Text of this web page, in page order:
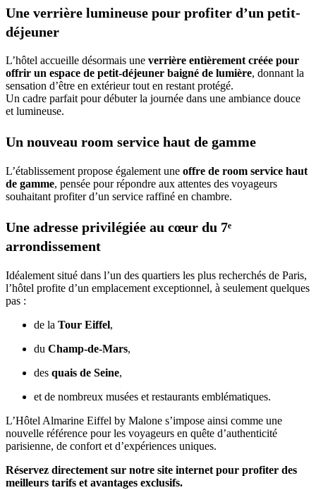
Une verrière lumineuse pour profiter d’un petit-
déjeuner
L’hôtel accueille désormais une verrière entièrement créée pour
offrir un espace de petit-déjeuner baigné de lumière, donnant la
sensation d’être en extérieur tout en restant protégé.
Un cadre parfait pour débuter la journée dans une ambiance douce
et lumineuse.
Un nouveau room service haut de gamme
L’établissement propose également une offre de room service haut
de gamme, pensée pour répondre aux attentes des voyageurs
souhaitant profiter d’un service raffiné en chambre.
Une adresse privilégiée au cœur du 7ᵉ
arrondissement
Idéalement situé dans l’un des quartiers les plus recherchés de Paris,
l’hôtel profite d’un emplacement exceptionnel, à seulement quelques
pas :
de la Tour Eiffel,
du Champ-de-Mars,
des quais de Seine,
et de nombreux musées et restaurants emblématiques.
L’Hôtel Almarine Eiffel by Malone s’impose ainsi comme une
nouvelle référence pour les voyageurs en quête d’authenticité
parisienne, de confort et d’expériences uniques.
Réservez directement sur notre site internet pour profiter des
meilleurs tarifs et avantages exclusifs.